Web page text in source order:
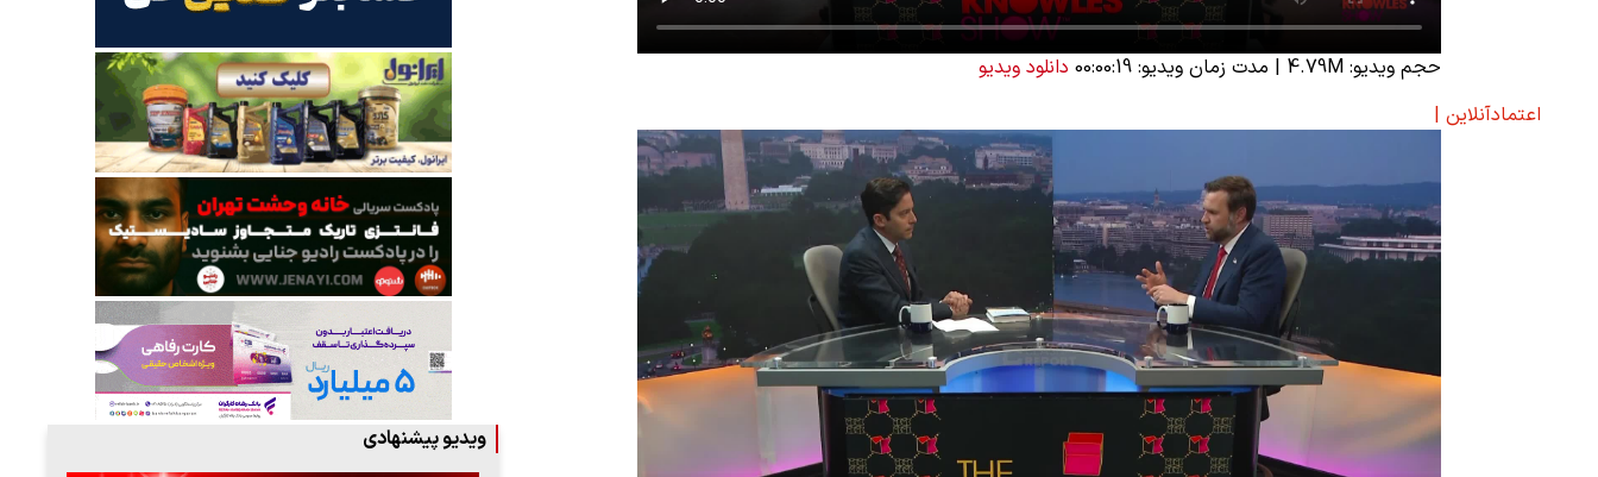
حجم ویدیو: 4.79M | مدت زمان ویدیو: 00:00:19
دانلود ویدیو
اعتمادآنلاین |
ویدیو پیشنهادی